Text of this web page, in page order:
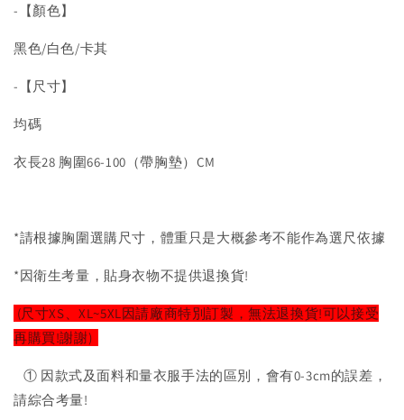
-【顏色】
黑色/白色/卡其
-【尺寸】
均碼
衣長28 胸圍66-100（帶胸墊）CM
*請根據胸圍選購尺寸，體重只是大概參考不能作為選尺依據
*因衛生考量，貼身衣物不提供退換貨!
(尺寸XS、XL~5XL因請廠商特別訂製，無法退換貨!可以接受
再購買!謝謝)
① 因款式及面料和量衣服手法的區別，會有0-3cm的誤差，
請綜合考量!